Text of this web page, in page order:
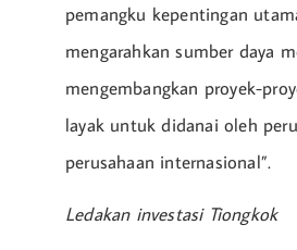
pemangku kepentingan
mengarahkan sumber daya
mengembangkan proyek-
layak untuk didanai oleh
perusahaan internasional”.
Ledakan investasi Tiongkok